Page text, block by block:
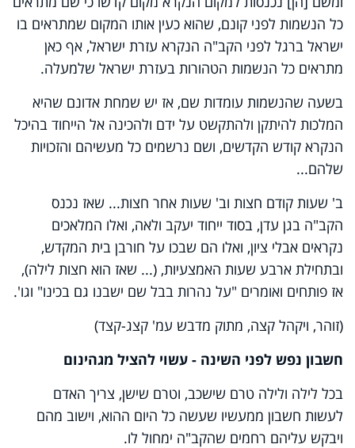
כל הנשמות לפני קונם, שהוא כעין אותו המקום שמתראים בו
ישראל ברגל לפני הקב"ה הנקרא עזרת ישראל, אף כאן
מתראים כל הנשמות הטהורות בעזרת ישראל שלמעלה.
בשעה שהנשמות עומדות שם, אז יש שמחת אדונם שהיא
המלכות להיתקן ולהתקשט על ידם ולהכינה אל הייחוד בהיכל
הנקרא קודש הקדשים, ושם נרשמים כל מעשיהם והזכויות
שלהם...
ב' שעות קודם חצות וב' שעות אחר חצות... שאז נכנס
הקב"ה בגן עדן, בסוד ייחוד יעקב ולאה, ואלו המלאכים
נקראים אבלי ציון, ואלו הם שבכו על חורבן בית המקדש,
ובתחילת ארבע שעות האמצעיות, (... שאז הוא חצות לילה),
אז פותחים ואומרים "על נהרות בבל שם ישבנו גם בכינו" וגו'.
(זוהר, ויקהל קצה, מתוק מדבש עמ' קצג-קצד)
חשבון נפש לפני השינה - עשוי להציל מגהינום
בכל לילה ולילה טרם שישכב, וטרם שישן, צריך האדם
לעשות חשבון ממעשיו שעשה כל היום ההוא, וישוב מהם
ויבקש עליהם רחמים שהקב"ה ימחול לו.